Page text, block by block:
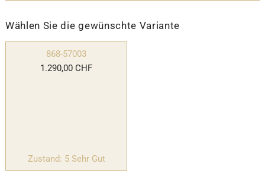
Wählen Sie die gewünschte Variante
868-57003
1.290,00 CHF
Zustand: 5 Sehr Gut